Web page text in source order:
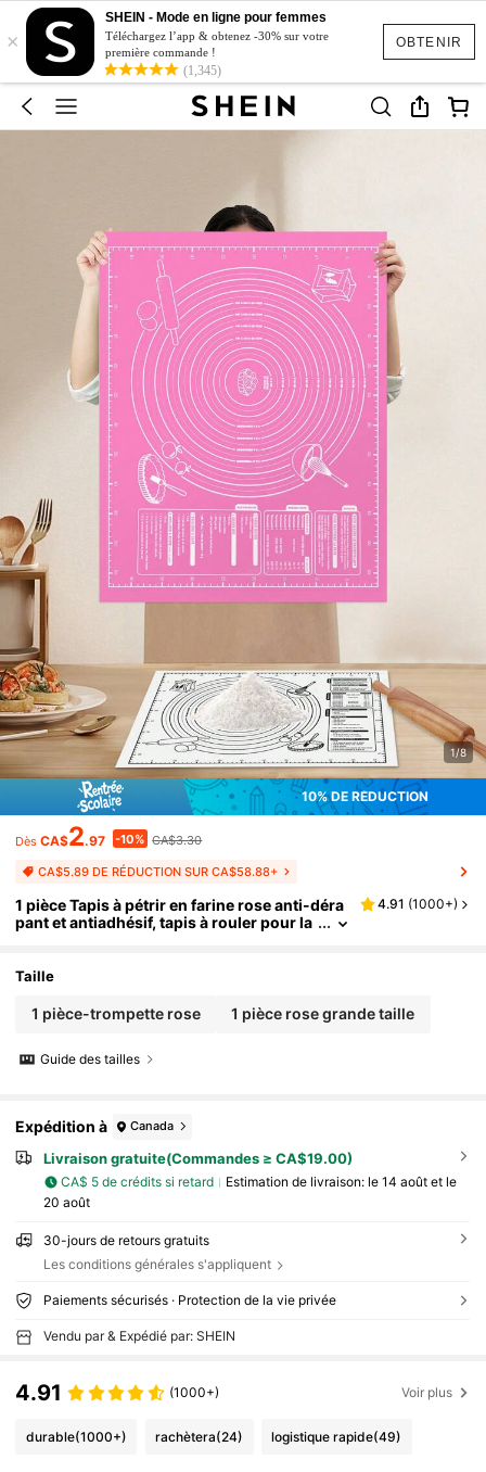
OBTENIR
×
SHEIN - Mode en ligne pour femmes
Téléchargez l’app & obtenez -30% sur votre
première commande !
(1,345)
1/8
10% DE RÉDUCTION
Dès CA$2.97 -10% CA$3.30
CA$5.89 DE RÉDUCTION SUR CA$58.88+
1 pièce Tapis à pétrir en farine rose anti-déra
pant et antiadhésif, tapis à rouler pour la
4.91 (1000+)
Taille
1 pièce-trompette rose 1 pièce rose grande taille
Guide des tailles
Expédition à Canada
Livraison gratuite(Commandes ≥ CA$19.00)
CA$ 5 de crédits si retard Estimation de livraison: le 14 août et le
20 août
30-jours de retours gratuits
Les conditions générales s'appliquent
Paiements sécurisés · Protection de la vie privée
Vendu par & Expédié par: SHEIN
4.91 (1000+) Voir plus
durable(1000+) rachètera(24) logistique rapide(49)